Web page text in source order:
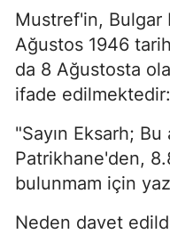
Mustref'in, Bulgar
Ağustos 1946
da 8 Ağustosta
ifade edilmektedir:
"Sayın Eksarh; Bu
Patrikhane'den,
bulunmam için
Neden davet